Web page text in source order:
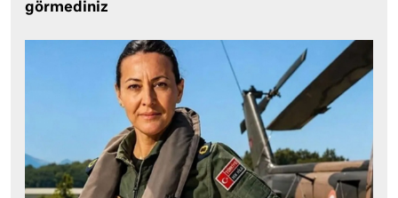
görmediniz